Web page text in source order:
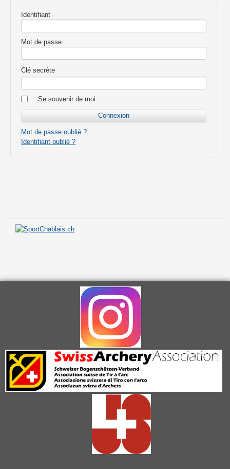
Identifiant
Mot de passe
Clé secrète
Se souvenir de moi
Mot de passe oublié ?
Identifiant oublié ?